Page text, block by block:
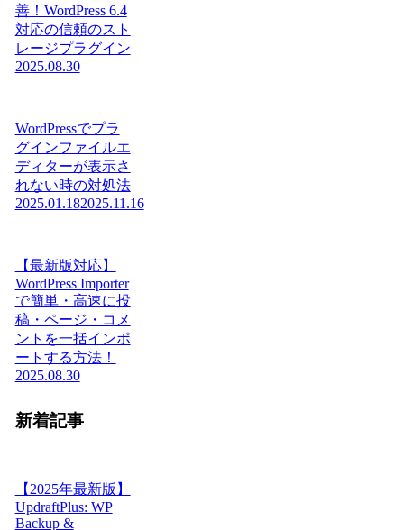
善！WordPress 6.4
対応の信頼のスト
レージプラグイン
2025.08.30
WordPressでプラ
グインファイルエ
ディターが表示さ
れない時の対処法
2025.01.182025.11.16
【最新版対応】
WordPress Importer
で簡単・高速に投
稿・ページ・コメ
ントを一括インポ
ートする方法！
2025.08.30
新着記事
【2025年最新版】
UpdraftPlus: WP
Backup &